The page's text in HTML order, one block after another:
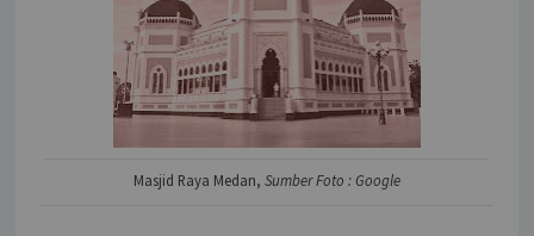
Masjid Raya Medan, Sumber Foto : Google